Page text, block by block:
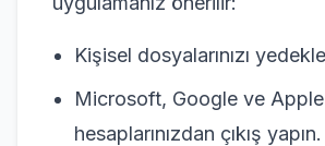
Kişisel dosyalarınızı
Microsoft, Google ve Apple
hesaplarınızdan çıkış yapın.